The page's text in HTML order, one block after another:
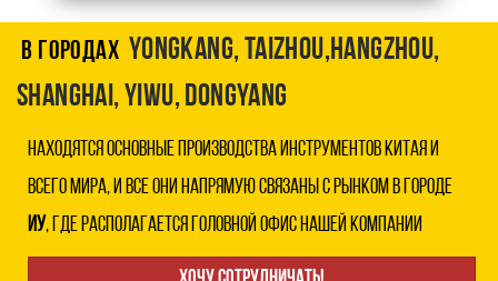
расходный материал
Перейти в каталог
Запросить прайс
В городах YongKang, Taizhou,Hangzhou,
Shanghai, Yiwu, DongYang
находятся основные Производства инструментов Китая И
ВСЕГО МИРА, и все они напрямую связаны с рынком в городе
ИУ, где располагается ГОЛОВНОЙ ОФИС НАШЕЙ КОМПАНИИ